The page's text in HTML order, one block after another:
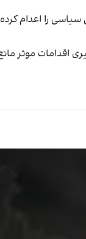
اقدامات موثر